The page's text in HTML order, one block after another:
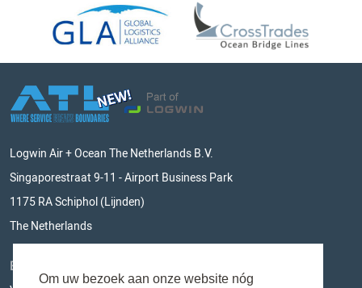
Om uw bezoek aan onze website nóg
Logwin Air + Ocean The Netherlands B.V.
Singaporestraat 9-11 - Airport Business Park
1175 RA Schiphol (Lijnden)
The Netherlands
BLIJF OP DE HOOGTE